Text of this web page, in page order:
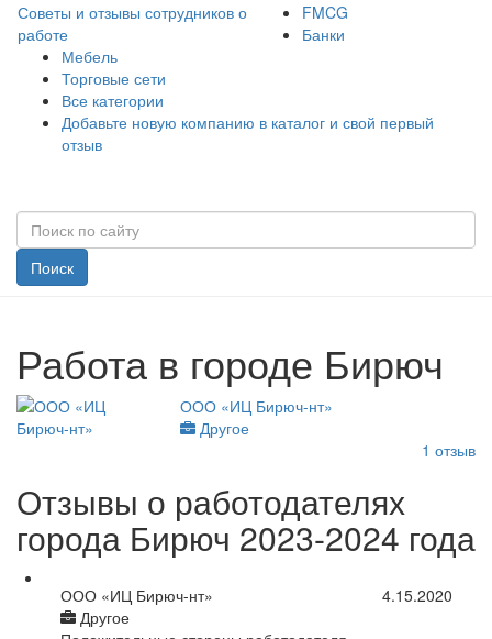
Советы и отзывы сотрудников о
работе
FMCG
Банки
Мебель
Торговые сети
Все категории
Добавьте новую компанию в каталог и свой первый
отзыв
Поиск
Работа в городе Бирюч
ООО «ИЦ Бирюч-нт»
Другое
1 отзыв
Отзывы о работодателях
города Бирюч 2023-2024 года
ООО «ИЦ Бирюч-нт»
Другое
4.15.2020